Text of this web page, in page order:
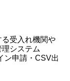
受入れ機関や
システム
ン申請・CSV出